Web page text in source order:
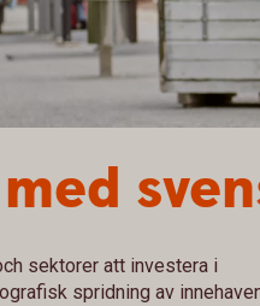
sektorer att investera i
spridning av